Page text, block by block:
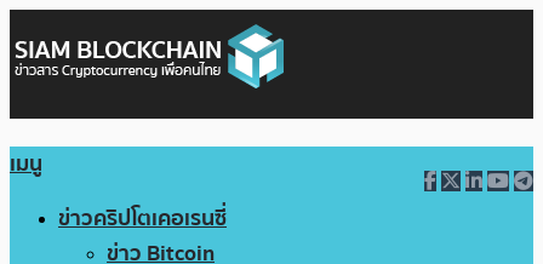
เมนู
ข่าวคริปโตเคอเรนซี่
ข่าว Bitcoin